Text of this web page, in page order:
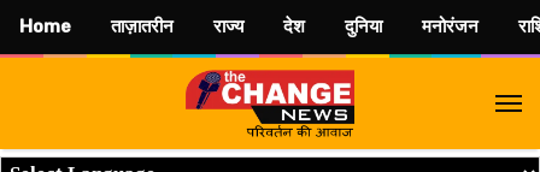
Home ताज़ातरीन राज्य देश दुनिया मनोरंजन